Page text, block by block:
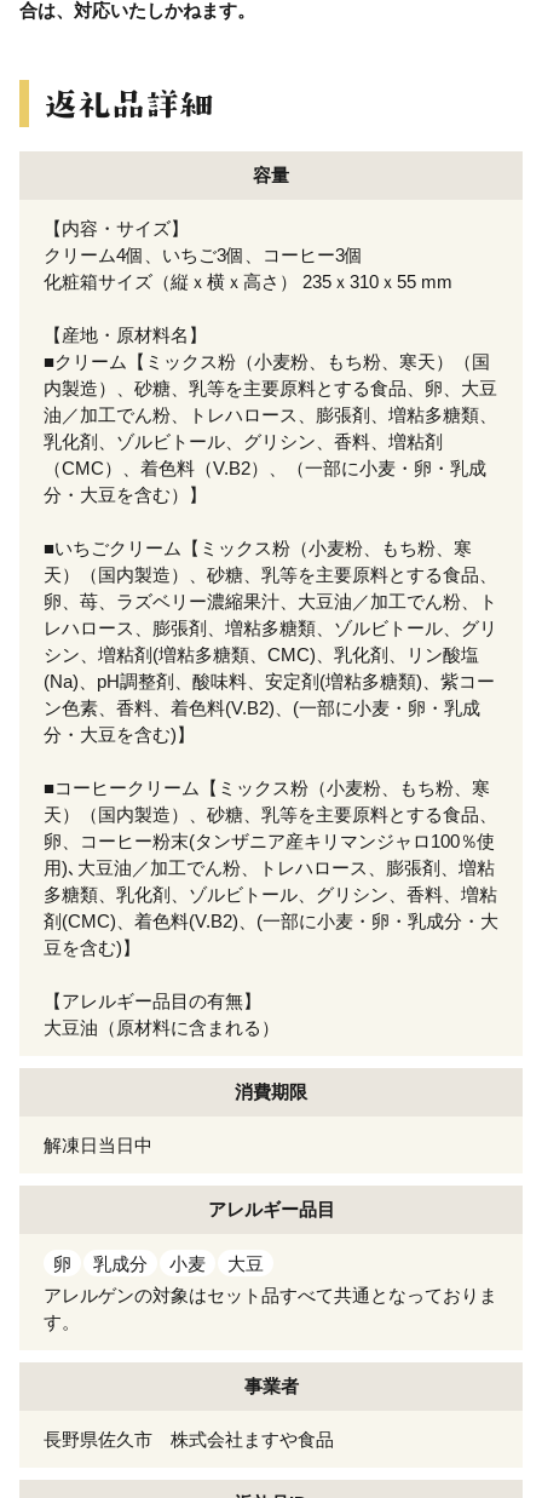
合は、対応いたしかねます。
容量
【内容・サイズ】
クリーム4個、いちご3個、コーヒー3個
化粧箱サイズ（縦ｘ横ｘ高さ） 235ｘ310ｘ55 mm
【産地・原材料名】
■クリーム【ミックス粉（小麦粉、もち粉、寒天）（国
内製造）、砂糖、乳等を主要原料とする食品、卵、大豆
油／加工でん粉、トレハロース、膨張剤、増粘多糖類、
乳化剤、ゾルビトール、グリシン、香料、増粘剤
（CMC）、着色料（V.B2）、（一部に小麦・卵・乳成
分・大豆を含む）】
■いちごクリーム【ミックス粉（小麦粉、もち粉、寒
天）（国内製造）、砂糖、乳等を主要原料とする食品、
卵、苺、ラズベリー濃縮果汁、大豆油／加工でん粉、ト
レハロース、膨張剤、増粘多糖類、ゾルビトール、グリ
シン、増粘剤(増粘多糖類、CMC)、乳化剤、リン酸塩
(Na)、pH調整剤、酸味料、安定剤(増粘多糖類)、紫コー
ン色素、香料、着色料(V.B2)、(一部に小麦・卵・乳成
分・大豆を含む)】
■コーヒークリーム【ミックス粉（小麦粉、もち粉、寒
天）（国内製造）、砂糖、乳等を主要原料とする食品、
卵、コーヒー粉末(タンザニア産キリマンジャロ100％使
用)､大豆油／加工でん粉、トレハロース、膨張剤、増粘
多糖類、乳化剤、ゾルビトール、グリシン、香料、増粘
剤(CMC)、着色料(V.B2)、(一部に小麦・卵・乳成分・大
豆を含む)】
【アレルギー品目の有無】
大豆油（原材料に含まれる）
消費期限
解凍日当日中
アレルギー品目
卵 乳成分 小麦
大豆
アレルゲンの対象はセット品すべて共通となっておりま
す。
事業者
長野県佐久市 株式会社ますや食品